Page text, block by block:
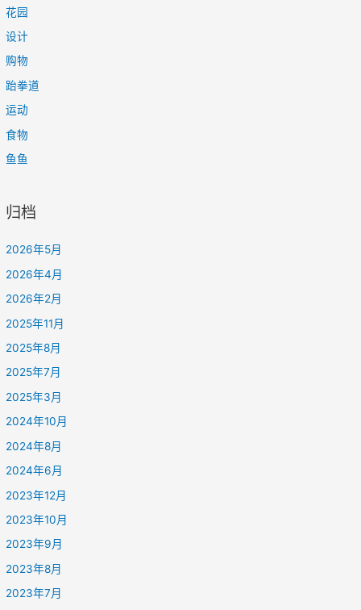
花园
设计
购物
跆拳道
运动
食物
鱼鱼
归档
2026年5月
2026年4月
2026年2月
2025年11月
2025年8月
2025年7月
2025年3月
2024年10月
2024年8月
2024年6月
2023年12月
2023年10月
2023年9月
2023年8月
2023年7月